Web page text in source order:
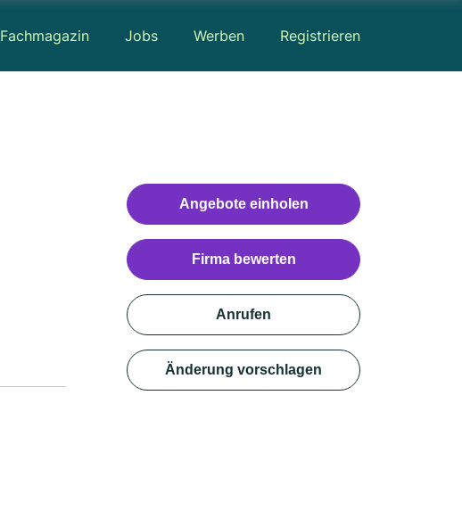
Fachmagazin Jobs Werben Registrieren
Angebote einholen
Firma bewerten
Anrufen
Änderung vorschlagen